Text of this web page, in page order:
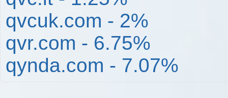
qvcuk.com - 2%
qvr.com - 6.75%
qynda.com - 7.07%